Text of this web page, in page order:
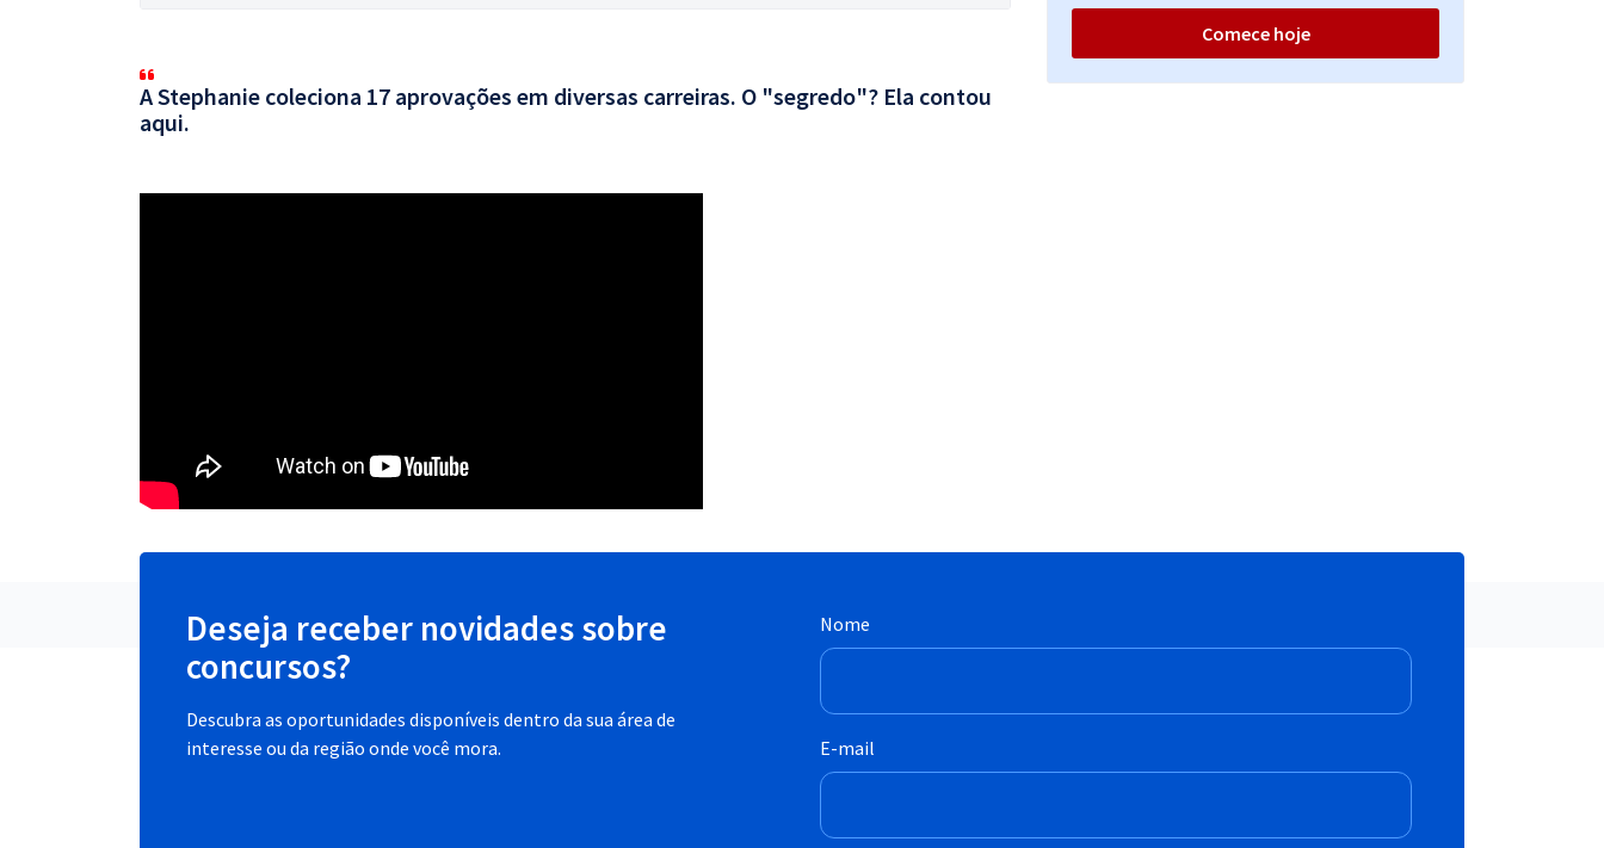
A Stephanie coleciona 17 aprovações em diversas carreiras. O "segredo"? Ela contou
aqui.
Comece hoje
Deseja receber novidades sobre
concursos?
Descubra as oportunidades disponíveis dentro da sua área de
interesse ou da região onde você mora.
Nome
E-mail